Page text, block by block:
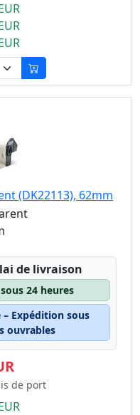
(DK22113), 62mm
de livraison
24 heures
Expédition sous
ouvrables
de port